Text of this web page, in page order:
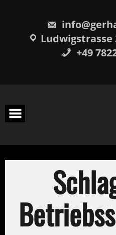
Ludwigstrasse
+49